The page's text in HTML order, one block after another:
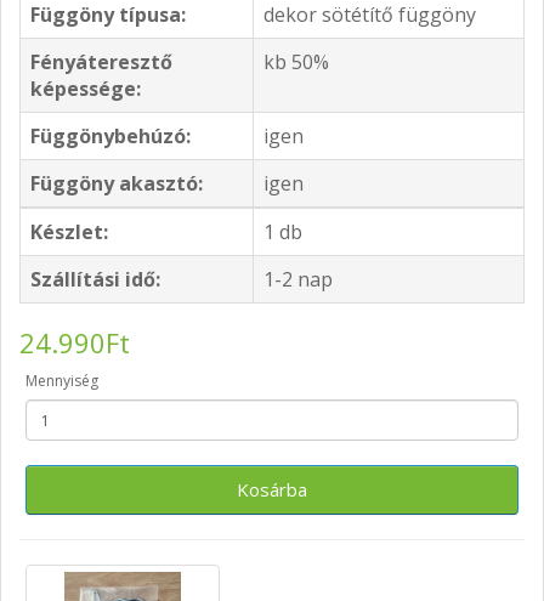
Függöny típusa:
dekor sötétítő függöny
Fényáteresztő
képessége:
kb 50%
Függönybehúzó:
igen
Függöny akasztó:
igen
Készlet:
1 db
Szállítási idő:
1-2 nap
24.990Ft
Mennyiség
Kosárba